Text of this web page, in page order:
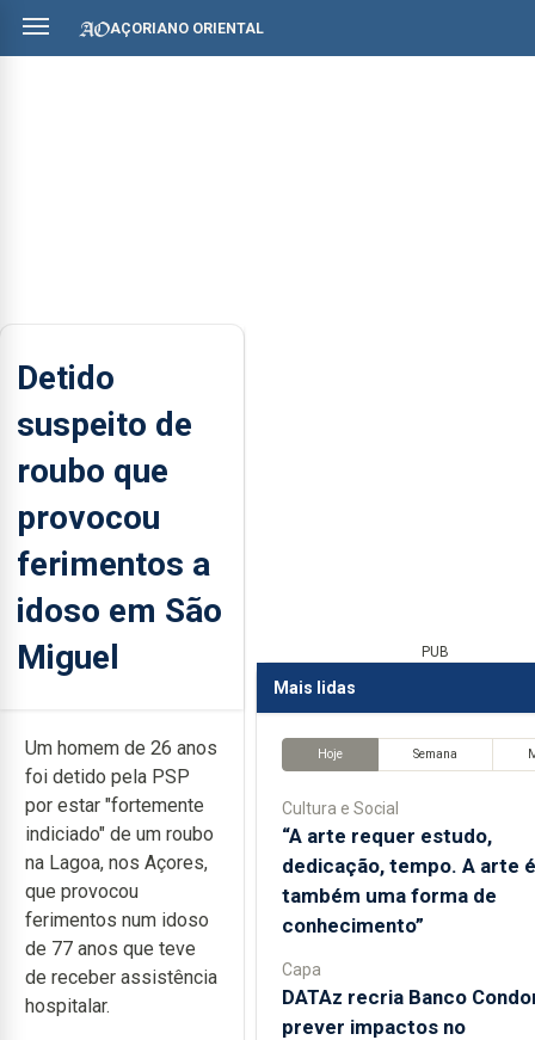
AÇORIANO ORIENTAL
Detido
suspeito de
roubo que
provocou
ferimentos a
idoso em São
Miguel
Um homem de 26 anos
foi detido pela PSP
por estar "fortemente
indiciado" de um roubo
na Lagoa, nos Açores,
que provocou
ferimentos num idoso
de 77 anos que teve
de receber assistência
hospitalar.
PUB
Mais lidas
Hoje Semana
Cultura e Social
“A arte requer estudo,
dedicação, tempo. A arte é
também uma forma de
conhecimento”
Capa
DATAz recria Banco
prever impactos no